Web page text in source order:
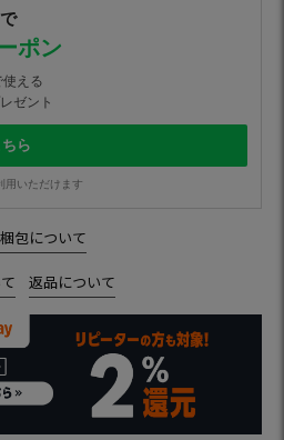
ポン
える
ゼント
ら
用いただけます
包について
返品について